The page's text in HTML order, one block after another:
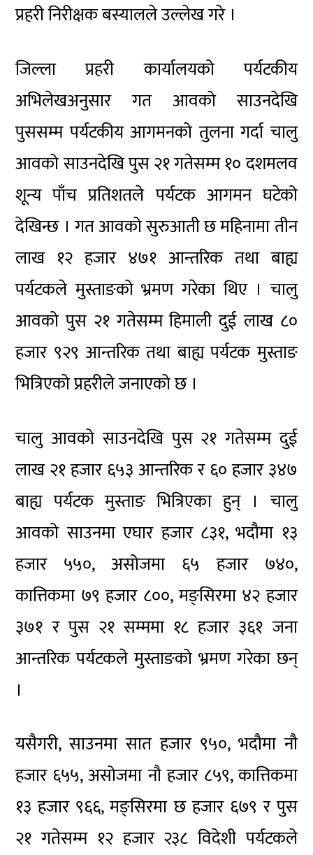
प्रहरी निरीक्षक बस्यालले उल्लेख गरे ।
जिल्ला प्रहरी कार्यालयको पर्यटकीय
अभिलेखअनुसार गत आवको साउनदेखि
पुससम्म पर्यटकीय आगमनको तुलना गर्दा चालु
आवको साउनदेखि पुस २१ गतेसम्म १० दशमलव
शून्य पाँच प्रतिशतले पर्यटक आगमन घटेको
देखिन्छ । गत आवको सुरुआती छ महिनामा तीन
लाख १२ हजार ४७१ आन्तरिक तथा बाह्य
पर्यटकले मुस्ताङको भ्रमण गरेका थिए । चालु
आवको पुस २१ गतेसम्म हिमाली दुई लाख ८०
हजार ९२९ आन्तरिक तथा बाह्य पर्यटक मुस्ताङ
भित्रिएको प्रहरीले जनाएको छ ।
चालु आवको साउनदेखि पुस २१ गतेसम्म दुई
लाख २१ हजार ६५३ आन्तरिक र ६० हजार ३४७
बाह्य पर्यटक मुस्ताङ भित्रिएका हुन् । चालु
आवको साउनमा एघार हजार ८३१, भदौमा १३
हजार ५५०, असोजमा ६५ हजार ७४०,
कात्तिकमा ७९ हजार ८००, मङ्सिरमा ४२ हजार
३७१ र पुस २१ सम्ममा १८ हजार ३६१ जना
आन्तरिक पर्यटकले मुस्ताङको भ्रमण गरेका छन्
।
यसैगरी, साउनमा सात हजार ९५०, भदौमा नौ
हजार ६५५, असोजमा नौ हजार ८५९, कात्तिकमा
१३ हजार ९६६, मङ्सिरमा छ हजार ६७९ र पुस
२१ गतेसम्म १२ हजार २३८ विदेशी पर्यटकले